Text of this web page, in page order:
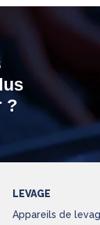
?
LEVAGE
Appareils de